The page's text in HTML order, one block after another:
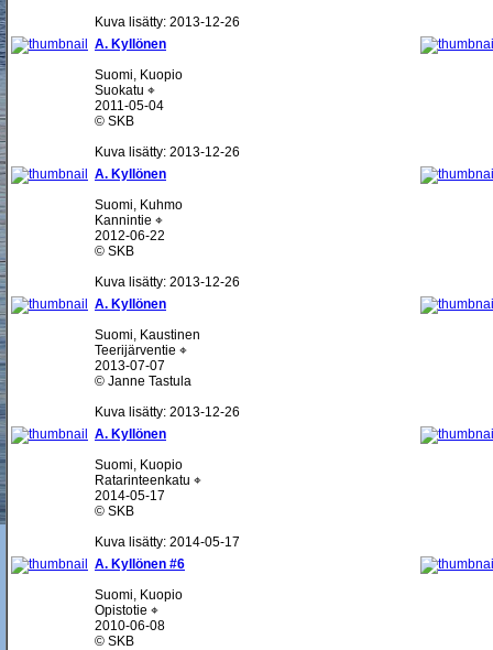
Kuva lisätty: 2013-12-26
A. Kyllönen
Suomi, Kuopio
Suokatu ⌖
2011-05-04
© SKB
Kuva lisätty: 2013-12-26
A. Kyllönen
Suomi, Kuhmo
Kannintie ⌖
2012-06-22
© SKB
Kuva lisätty: 2013-12-26
A. Kyllönen
Suomi, Kaustinen
Teerijärventie ⌖
2013-07-07
© Janne Tastula
Kuva lisätty: 2013-12-26
A. Kyllönen
Suomi, Kuopio
Ratarinteenkatu ⌖
2014-05-17
© SKB
Kuva lisätty: 2014-05-17
A. Kyllönen #6
Suomi, Kuopio
Opistotie ⌖
2010-06-08
© SKB